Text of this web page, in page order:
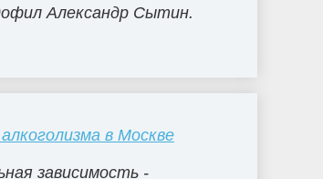
Александр Сытин.
в Москве
зависимость -